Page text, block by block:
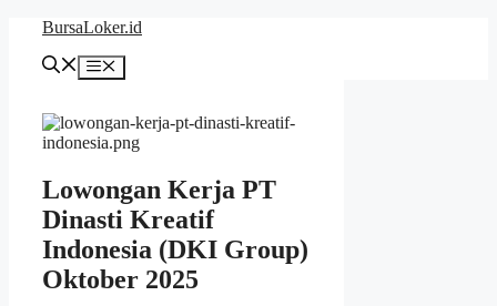
Langsung
BursaLoker.id
Menu
Lowongan Kerja PT
Dinasti Kreatif
Indonesia (DKI Group)
Oktober 2025